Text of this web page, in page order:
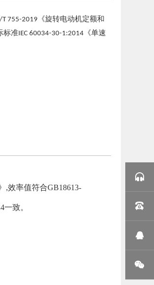
T 755-2019 《旋转电动机定额和
标准IEC 60034-30-1:2014 《单速
,效率值符合GB18613-
一致。